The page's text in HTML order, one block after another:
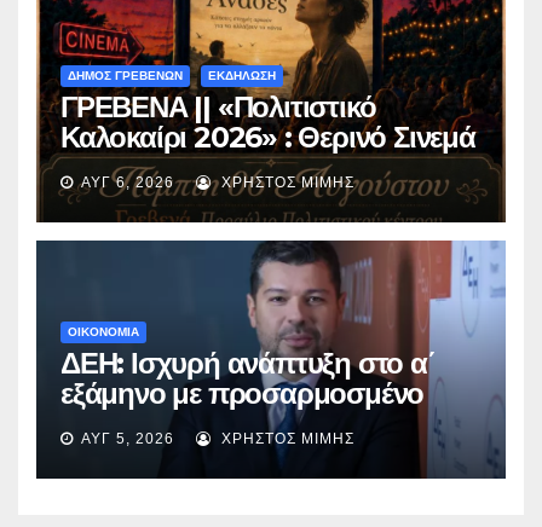
ΔΗΜΟΣ ΓΡΕΒΕΝΩΝ ΕΚΔΗΛΩΣΗ
ΓΡΕΒΕΝΑ || «Πολιτιστικό
Καλοκαίρι 2026» : Θερινό Σινεμά
με την βραβευμένη ταινία
«Μικρές Ανάσες».
ΑΥΓ 6, 2026 ΧΡΉΣΤΟΣ ΜΊΜΗΣ
ΟΙΚΟΝΟΜΙΑ
ΔΕΗ: Ισχυρή ανάπτυξη στο α΄
εξάμηνο με προσαρμοσμένο
EBITDA στα €1,2 δισ.
ΑΥΓ 5, 2026 ΧΡΉΣΤΟΣ ΜΊΜΗΣ